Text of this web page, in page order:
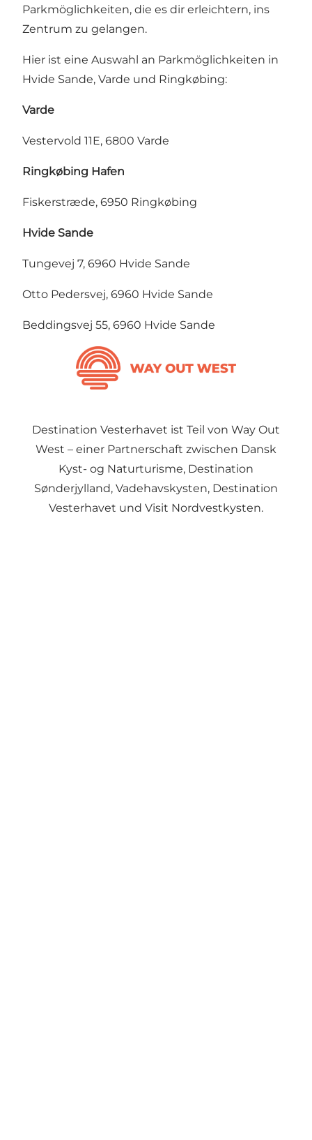
Parkmöglichkeiten, die es dir erleichtern, ins
Zentrum zu gelangen.
Hier ist eine Auswahl an Parkmöglichkeiten in
Hvide Sande, Varde und Ringkøbing:
Varde
Vestervold 11E, 6800 Varde
Ringkøbing Hafen
Fiskerstræde, 6950 Ringkøbing
Hvide Sande
Tungevej 7, 6960 Hvide Sande
Otto Pedersvej, 6960 Hvide Sande
Beddingsvej 55, 6960 Hvide Sande
Destination Vesterhavet ist Teil von Way Out
West – einer Partnerschaft zwischen Dansk
Kyst- og Naturturisme, Destination
Sønderjylland, Vadehavskysten, Destination
Vesterhavet und Visit Nordvestkysten.